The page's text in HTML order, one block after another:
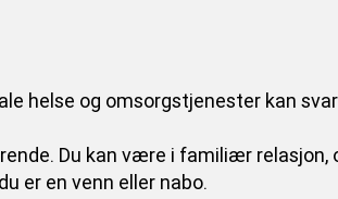
helse og omsorgstjenester kan
Du kan være i familiær relasjon,
er en venn eller nabo.